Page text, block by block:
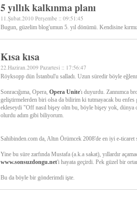
5 yıllık kalkınma planı
11.Şubat.2010 Perşembe :: 09:51:45
Bugun, güzelim blog'umun 5. yıl dönümü. Kendisine
Kısa kısa
22.Haziran.2009 Pazartesi :: 17:56:47
Röyksopp dün İstanbul'u salladı. Uzun süredir böyle
Sonracığıma, Opera, Opera Unite'ı duyurdu. Zannımca
geliştirmelerden biri olsa da bilirim ki tutmayacak bu
ekleseydi "Off nasıl bişey olm bu, böyle bişey yok, dünya
olurdu adım gibi biliyorum.
Sahibinden.com da, Altın Örümcek 2008'de en iyi e-
Yine bu süre zarfında Mustafa (a.k.a sakat), yıllardır
www.sonsuzdongu.net'i hayata geçirdi. Pek güzel bir
Bu da böyle bir gönderimdi işte.